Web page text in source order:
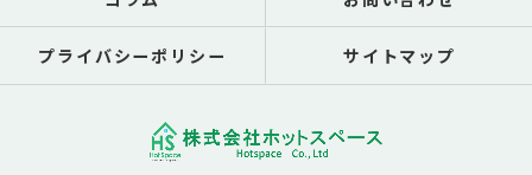
プライバシーポリシー サイトマップ